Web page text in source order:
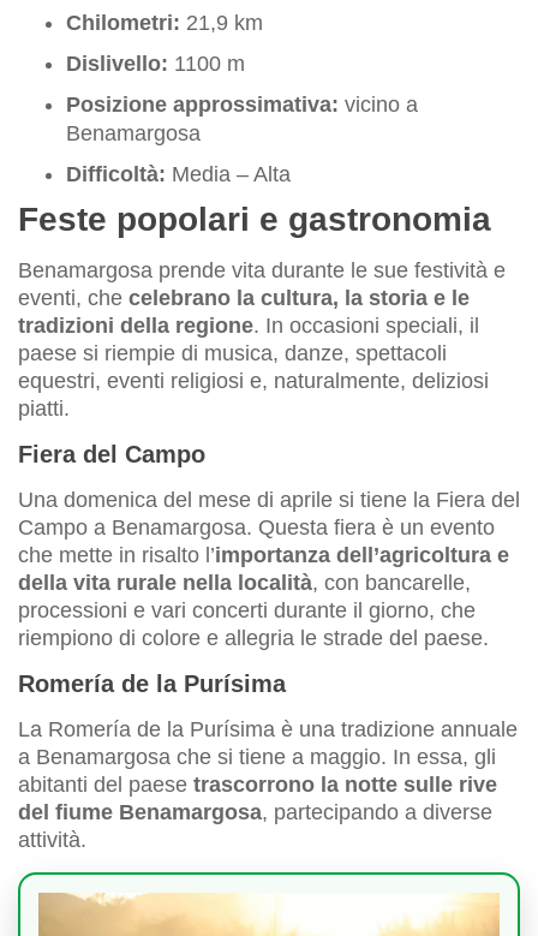
Chilometri: 21,9 km
Dislivello: 1100 m
Posizione approssimativa: vicino a
Benamargosa
Difficoltà: Media – Alta
Feste popolari e gastronomia
Benamargosa prende vita durante le sue festività e
eventi, che celebrano la cultura, la storia e le
tradizioni della regione. In occasioni speciali, il
paese si riempie di musica, danze, spettacoli
equestri, eventi religiosi e, naturalmente, deliziosi
piatti.
Fiera del Campo
Una domenica del mese di aprile si tiene la Fiera del
Campo a Benamargosa. Questa fiera è un evento
che mette in risalto l’importanza dell’agricoltura e
della vita rurale nella località, con bancarelle,
processioni e vari concerti durante il giorno, che
riempiono di colore e allegria le strade del paese.
Romería de la Purísima
La Romería de la Purísima è una tradizione annuale
a Benamargosa che si tiene a maggio. In essa, gli
abitanti del paese trascorrono la notte sulle rive
del fiume Benamargosa, partecipando a diverse
attività.